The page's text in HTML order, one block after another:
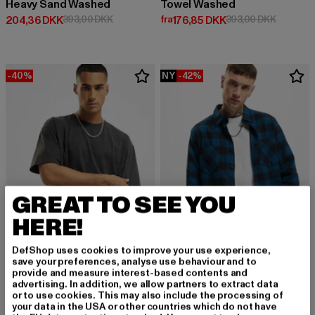
Heavy Sand Washed
204,36 DKK
Nuværende pris: 204,36 DKK
393,00 DKKKampagnepris: 393,00 DKK
Towel Washed
fra176,85 DKK
Nuværende pris: Fra 176,85 DKK
393,00 DKK
-40%
BUILD YOUR BRAND
Heavy Oversize
85,20 DKK
Nuværende pris: 85,20 DKK
142,00 DKKKampagnepris: 142,00 DKK
NY -42%
URBAN CLASSICS
Checked Flanell
fra182,70 DKK
Nuværende pris: Fra 182,70 DKK
315,00 DKK
GREAT TO SEE YOU
HERE!
DefShop uses cookies to improve your use experience,
save your preferences, analyse use behaviour and to
provide and measure interest-based contents and
advertising. In addition, we allow partners to extract data
or to use cookies. This may also include the processing of
your data in the USA or other countries which do not have